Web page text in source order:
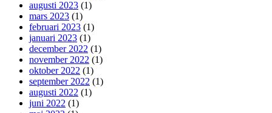
augusti 2023 (1)
mars 2023 (1)
februari 2023 (1)
januari 2023 (1)
december 2022 (1)
november 2022 (1)
oktober 2022 (1)
september 2022 (1)
augusti 2022 (1)
juni 2022 (1)